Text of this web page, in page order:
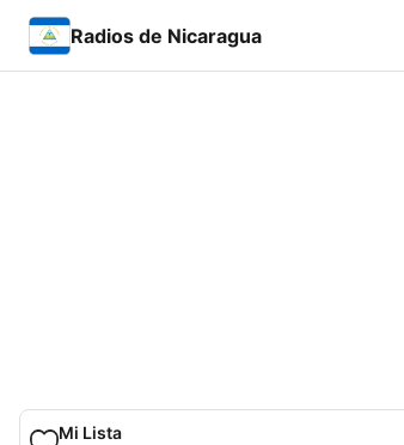
Radios de Nicaragua
Mi Lista